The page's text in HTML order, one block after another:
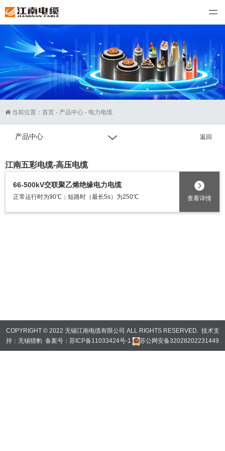
江南电缆
当前位置： 首页 - 产品中心 - 电力电缆
产品中心 返回
江南五彩电缆-高压电缆
66-500kV交联聚乙烯绝缘电力电缆
正常运行时为90℃；短路时（最长5s）为250℃ 查看详情
COPYRIGHT © 2022 无锡江南电缆有限公司 ALL RIGHTS RESERVED. 技术支
持： 无锡猎豹 备案号： 苏ICP备11033424号-1 苏公网安备32028202231449